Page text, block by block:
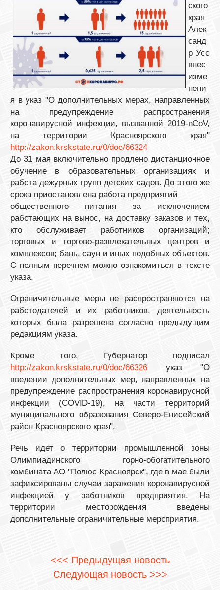
ского
края
Алек
санд
р Усс
внес
изме
нени
я в указ "О дополнительных мерах, направленных
на предупреждение распространения
коронавирусной инфекции, вызванной 2019-nCoV,
на территории Красноярского края"
http://zakon.krskstate.ru/0/doc/66324
До 31 мая включительно продлено дистанционное
обучение в образовательных организациях и
работа дежурных групп детских садов. До этого же
срока приостановлена работа предприятий
общественного питания за исключением
работающих на вынос, на доставку заказов и тех,
кто обслуживает работников организаций;
торговых и торгово-развлекательных центров и
комплексов; бань, саун и иных подобных объектов.
С полным перечнем можно ознакомиться в тексте
указа.
Ограничительные меры не распространяются на
работодателей и их работников, деятельность
которых была разрешена согласно предыдущим
редакциям указа.
Кроме того, Губернатор подписал
http://zakon.krskstate.ru/0/doc/66326 указ "О
введении дополнительных мер, направленных на
предупреждение распространения коронавирусной
инфекции (COVID-19), на части территорий
муниципального образования Северо-Енисейский
район Красноярского края".
Речь идет о территории промышленной зоны
Олимпиадинского горно-обогатительного
комбината АО "Полюс Красноярск", где в мае были
зафиксированы случаи заражения коронавирусной
инфекцией у работников предприятия. На
территории месторождения введены
дополнительные ограничительные мероприятия.
<<< Предыдущая новость
Следующая новость >>>